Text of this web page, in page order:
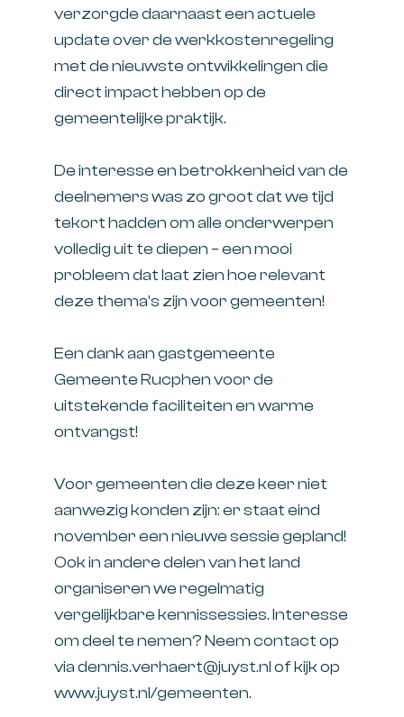
verzorgde daarnaast een actuele
update over de werkkostenregeling
met de nieuwste ontwikkelingen die
direct impact hebben op de
gemeentelijke praktijk.
De interesse en betrokkenheid van de
deelnemers was zo groot dat we tijd
tekort hadden om alle onderwerpen
volledig uit te diepen – een mooi
probleem dat laat zien hoe relevant
deze thema’s zijn voor gemeenten!
Een dank aan gastgemeente
Gemeente Rucphenvoor de
uitstekende faciliteiten en warme
ontvangst!
Voor gemeenten die deze keer niet
aanwezig konden zijn: er staat eind
november een nieuwe sessie gepland!
Ook in andere delen van het land
organiseren we regelmatig
vergelijkbare kennissessies. Interesse
om deel te nemen? Neem contact op
viadennis.verhaert@juyst.nlof kijk op
www.juyst.nl/gemeenten.